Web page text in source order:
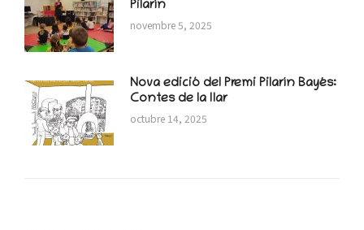
Pilarín
novembre 5, 2025
Nova edició del Premi Pilarín Bayés:
Contes de la llar
octubre 14, 2025